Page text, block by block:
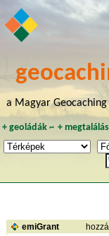
a Magyar Geocaching
+ geoládák~ +
emiGrant